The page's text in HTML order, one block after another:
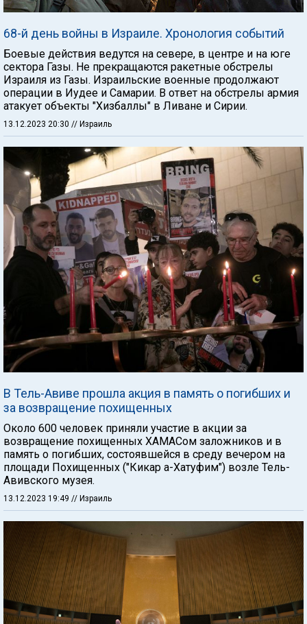
68-й день войны в Израиле. Хронология событий
Боевые действия ведутся на севере, в центре и на юге
сектора Газы. Не прекращаются ракетные обстрелы
Израиля из Газы. Израильские военные продолжают
операции в Иудее и Самарии. В ответ на обстрелы армия
атакует объекты "Хизбаллы" в Ливане и Сирии.
13.12.2023 20:30 // Израиль
В Тель-Авиве прошла акция в память о погибших и
за возвращение похищенных
Около 600 человек приняли участие в акции за
возвращение похищенных ХАМАСом заложников и в
память о погибших, состоявшейся в среду вечером на
площади Похищенных ("Кикар а-Хатуфим") возле Тель-
Авивского музея.
13.12.2023 19:49 // Израиль